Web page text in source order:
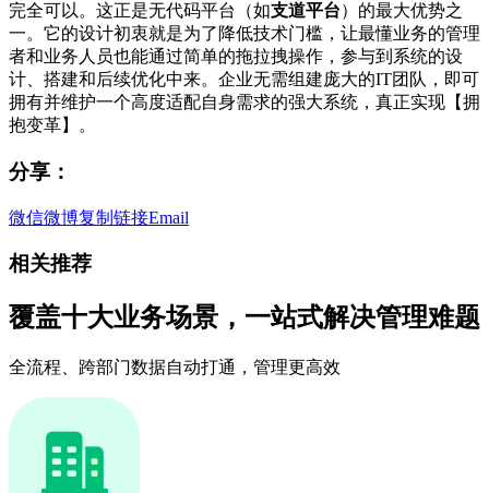
完全可以。这正是无代码平台（如支道平台）的最大优势之
一。它的设计初衷就是为了降低技术门槛，让最懂业务的管理
者和业务人员也能通过简单的拖拉拽操作，参与到系统的设
计、搭建和后续优化中来。企业无需组建庞大的IT团队，即可
拥有并维护一个高度适配自身需求的强大系统，真正实现【拥
抱变革】。
分享：
微信微博复制链接Email
相关推荐
覆盖十大业务场景，一站式解决管理难题
全流程、跨部门数据自动打通，管理更高效